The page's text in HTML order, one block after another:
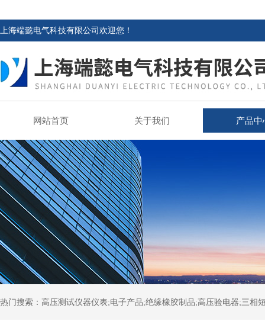
上海端懿电气科技有限公司欢迎您！
网站首页 关于我们 产品中
热门搜索：高压测试仪器仪表;电子产品;绝缘橡胶制品;高压验电器;三